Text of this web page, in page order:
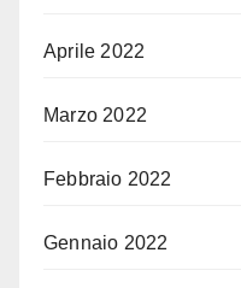
Aprile 2022
Marzo 2022
Febbraio 2022
Gennaio 2022